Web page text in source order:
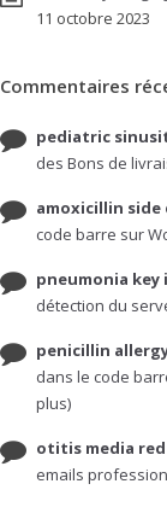
11 octobre 2023
Commentaires
pediatric
des Bons de
amoxicillin
code barre sur
pneumonia
détection du
penicillin
dans le code
plus)
otitis media
emails